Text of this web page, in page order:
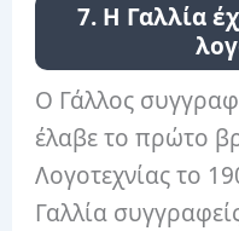
7. Η Γαλλία
Ο Γάλλος
έλαβε το πρώτο
Λογοτεχνίας το
Γαλλία